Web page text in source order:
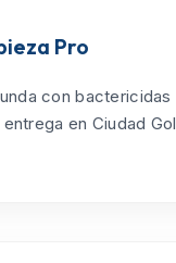
Pro
con bactericidas
en Ciudad